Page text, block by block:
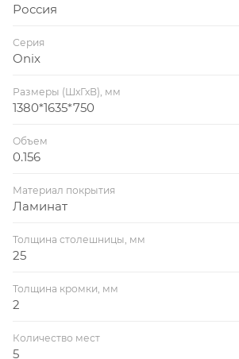
Россия
Серия
Onix
Размеры (ШхГхВ), мм
1380*1635*750
Объем
0.156
Материал покрытия
Ламинат
Толщина столешницы, мм
25
Толщина кромки, мм
2
Количество мест
5